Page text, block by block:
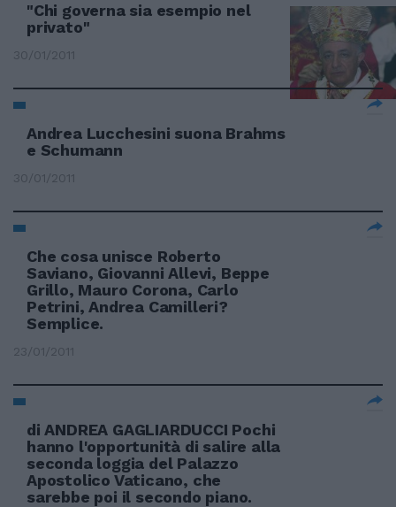
"Chi governa sia esempio nel
privato"
30/01/2011
Andrea Lucchesini suona Brahms
e Schumann
30/01/2011
Che cosa unisce Roberto
Saviano, Giovanni Allevi, Beppe
Grillo, Mauro Corona, Carlo
Petrini, Andrea Camilleri?
Semplice.
23/01/2011
di ANDREA GAGLIARDUCCI Pochi
hanno l'opportunità di salire alla
seconda loggia del Palazzo
Apostolico Vaticano, che
sarebbe poi il secondo piano.